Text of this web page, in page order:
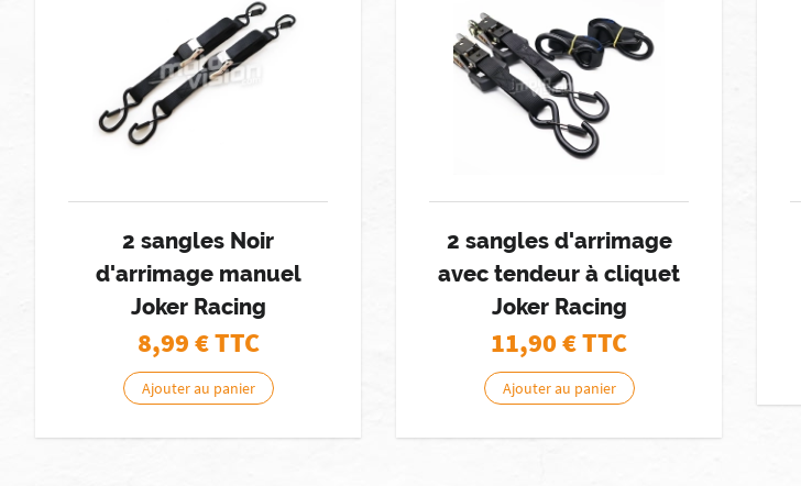
2 sangles Noir
d'arrimage manuel
Joker Racing
8,99€ TTC
Ajouter au panier
2 sangles d'arrimage
avec tendeur à cliquet
Joker Racing
11,90€ TTC
Ajouter au panier